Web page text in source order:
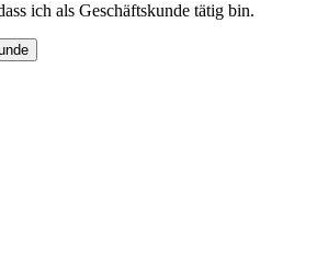
ich als Geschäftskunde tätig bin.